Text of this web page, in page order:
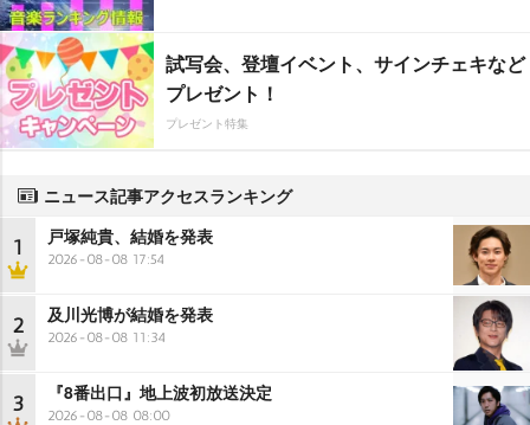
試写会、登壇イベント、サインチェキなど
プレゼント！
プレゼント特集
ニュース記事アクセスランキング
1 戸塚純貴、結婚を発表
2026-08-08 17:54
2 及川光博が結婚を発表
2026-08-08 11:34
3 『8番出口』地上波初放送決定
2026-08-08 08:00